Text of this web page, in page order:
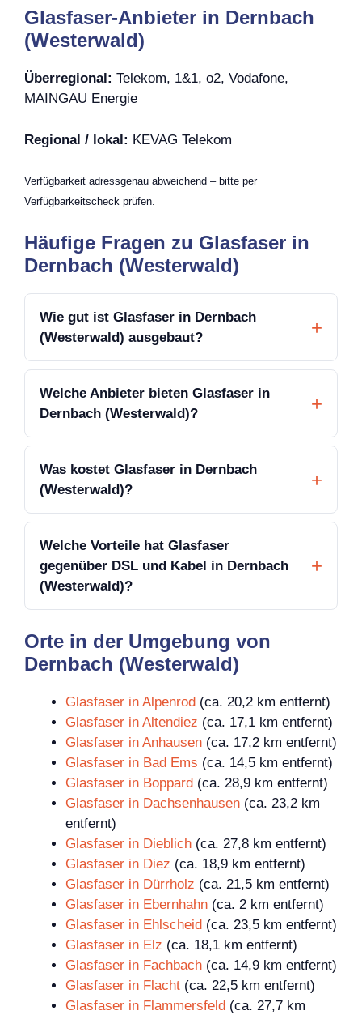
Glasfaser-Anbieter in Dernbach
(Westerwald)
Überregional: Telekom, 1&1, o2, Vodafone,
MAINGAU Energie
Regional / lokal: KEVAG Telekom
Verfügbarkeit adressgenau abweichend – bitte per
Verfügbarkeitscheck prüfen.
Häufige Fragen zu Glasfaser in
Dernbach (Westerwald)
Wie gut ist Glasfaser in Dernbach
(Westerwald) ausgebaut?
Welche Anbieter bieten Glasfaser in
Dernbach (Westerwald)?
Was kostet Glasfaser in Dernbach
(Westerwald)?
Welche Vorteile hat Glasfaser
gegenüber DSL und Kabel in Dernbach
(Westerwald)?
Orte in der Umgebung von
Dernbach (Westerwald)
Glasfaser in Alpenrod (ca. 20,2 km entfernt)
Glasfaser in Altendiez (ca. 17,1 km entfernt)
Glasfaser in Anhausen (ca. 17,2 km entfernt)
Glasfaser in Bad Ems (ca. 14,5 km entfernt)
Glasfaser in Boppard (ca. 28,9 km entfernt)
Glasfaser in Dachsenhausen (ca. 23,2 km
entfernt)
Glasfaser in Dieblich (ca. 27,8 km entfernt)
Glasfaser in Diez (ca. 18,9 km entfernt)
Glasfaser in Dürrholz (ca. 21,5 km entfernt)
Glasfaser in Ebernhahn (ca. 2 km entfernt)
Glasfaser in Ehlscheid (ca. 23,5 km entfernt)
Glasfaser in Elz (ca. 18,1 km entfernt)
Glasfaser in Fachbach (ca. 14,9 km entfernt)
Glasfaser in Flacht (ca. 22,5 km entfernt)
Glasfaser in Flammersfeld (ca. 27,7 km